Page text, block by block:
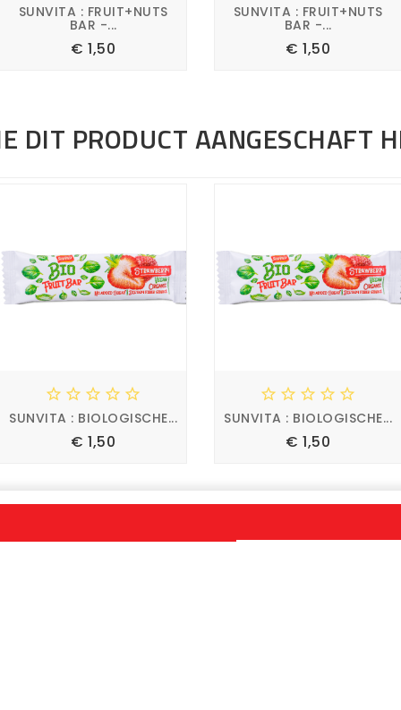
SUNVITA : FRUIT+NUTS
BAR -...
Prijs
€ 1,50
SUNVITA : FRUIT+NUTS
BAR -...
Prijs
€ 1,50
DIT PRODUCT AANGESCHAFT
    
SUNVITA : BIOLOGISCHE...
Prijs
€ 1,50
    
SUNVITA : BIOLOGISCHE...
Prijs
€ 1,50